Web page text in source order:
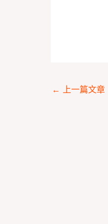
← 上一篇文章